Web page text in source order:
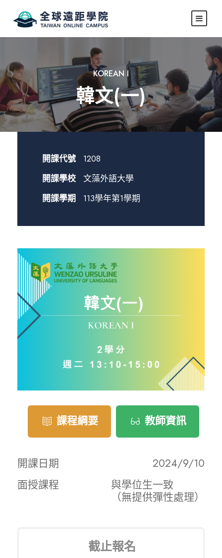
KOREAN I
韓文(一)
開課代號
1208
開課學校
文藻外語大學
開課學期
113學年第1學期
課程綱要 教師資訊
開課日期
2024/9/10
面授課程
與學位生一致
（無提供彈性處理）
截止報名